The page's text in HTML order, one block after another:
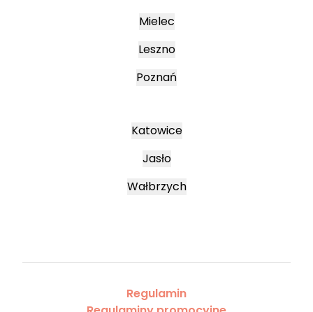
Mielec
Leszno
Poznań
Katowice
Jasło
Wałbrzych
Regulamin